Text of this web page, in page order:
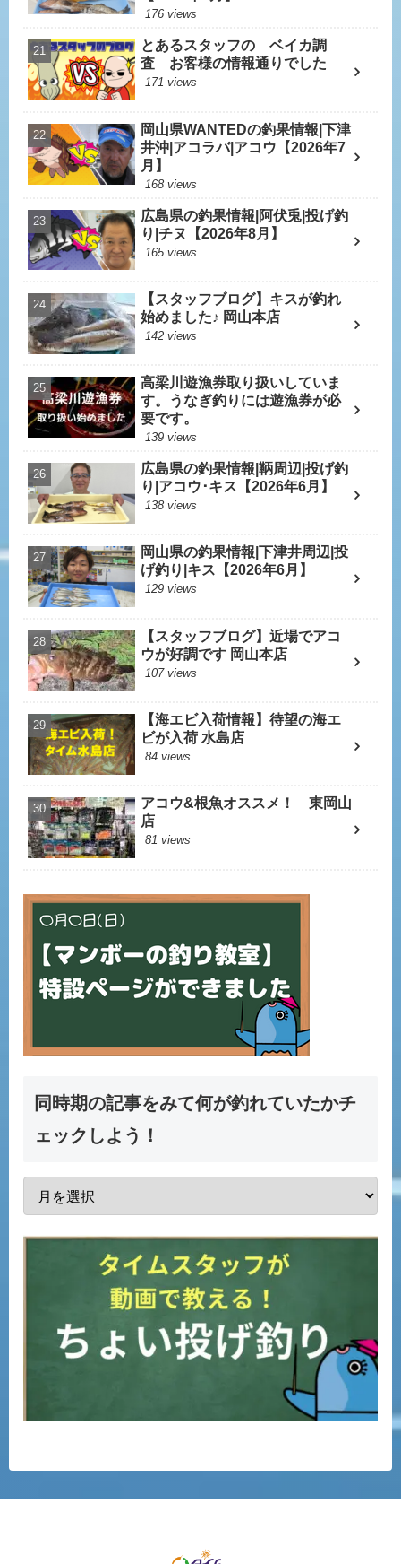
176 views
とあるスタッフの ベイカ調
査 お客様の情報通りでした
171 views
岡山県WANTEDの釣果情報|下津
井沖|アコラバ|アコウ【2026年7
月】
168 views
広島県の釣果情報|阿伏兎|投げ釣
り|チヌ【2026年8月】
165 views
【スタッフブログ】キスが釣れ
始めました♪ 岡山本店
142 views
高梁川遊漁券取り扱いしていま
す。うなぎ釣りには遊漁券が必
要です。
139 views
広島県の釣果情報|鞆周辺|投げ釣
り|アコウ･キス【2026年6月】
138 views
岡山県の釣果情報|下津井周辺|投
げ釣り|キス【2026年6月】
129 views
【スタッフブログ】近場でアコ
ウが好調です 岡山本店
107 views
【海エビ入荷情報】待望の海エ
ビが入荷 水島店
84 views
アコウ&根魚オススメ！ 東岡山
店
81 views
同時期の記事をみて何が釣れていたかチ
ェックしよう！